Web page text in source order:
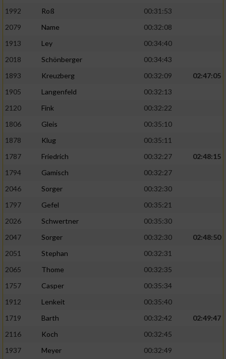
1992
Roß
00:31:53
2079
Name
00:32:08
1913
Ley
00:34:40
2018
Schönberger
00:34:43
1893
Kreuzberg 00:32:09
02:47:05
1905
Langenfeld
00:32:13
2120
Fink
00:32:22
1806
Gleis
00:35:10
1878
Klug
00:35:11
1787
Friedrich 00:32:27
02:48:15
1794
Gamisch
00:32:27
2046
Sorger
00:32:30
1797
Gefel
00:35:21
2026
Schwertner
00:35:30
2047
Sorger 00:32:30
02:48:50
2051
Stephan
00:32:31
2065
Thome
00:32:35
1757
Casper
00:35:34
1912
Lenkeit
00:35:40
1719
Barth 00:32:42
02:49:47
2116
Koch
00:32:45
1937
Meyer
00:32:49